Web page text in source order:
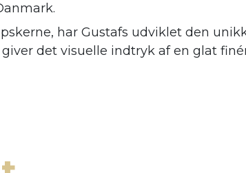
har Gustafs udviklet den
det visuelle indtryk af en glat